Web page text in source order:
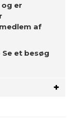
er
af
Se et besøg